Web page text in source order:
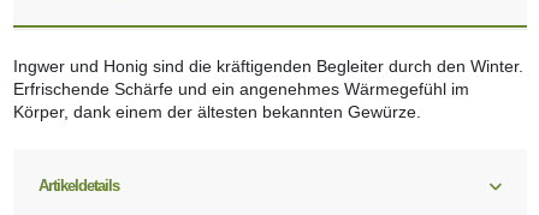
Ingwer und Honig sind die kräftigenden Begleiter durch den Winter.
Erfrischende Schärfe und ein angenehmes Wärmegefühl im
Körper, dank einem der ältesten bekannten Gewürze.
Artikeldetails